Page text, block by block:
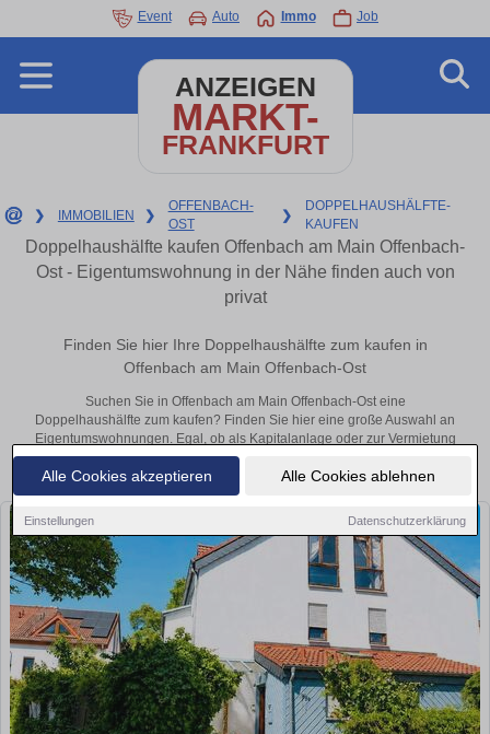
Alle Cookies akzeptieren Alle Cookies ablehnen
Einstellungen Datenschutzerklärung
Event Auto Immo Job
ANZEIGEN
MARKT-
FRANKFURT
❯ IMMOBILIEN ❯
OFFENBACH-
OST
❯
DOPPELHAUSHÄLFTE-
KAUFEN
Doppelhaushälfte kaufen Offenbach am Main Offenbach-
Ost - Eigentumswohnung in der Nähe finden auch von
privat
Finden Sie hier Ihre Doppelhaushälfte zum kaufen in
Offenbach am Main Offenbach-Ost
Suchen Sie in Offenbach am Main Offenbach-Ost eine
Doppelhaushälfte zum kaufen? Finden Sie hier eine große Auswahl an
Eigentumswohnungen. Egal, ob als Kapitalanlage oder zur Vermietung
– hier finden Sie Ihre Immobilie in Offenbach am Main Offenbach-Ost
oder in der Nähe.